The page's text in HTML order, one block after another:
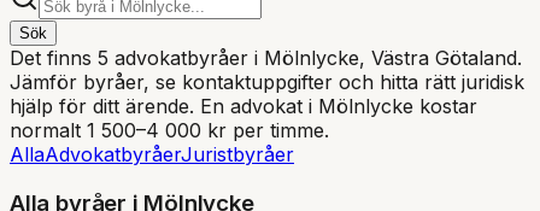
Sök
Det finns 5 advokatbyråer i Mölnlycke, Västra Götaland.
Jämför byråer, se kontaktuppgifter och hitta rätt juridisk
hjälp för ditt ärende. En advokat i Mölnlycke kostar
normalt 1 500–4 000 kr per timme.
AllaAdvokatbyråerJuristbyråer
Alla byråer i Mölnlycke